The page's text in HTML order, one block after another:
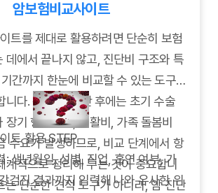
암보험비교사이트
트를 제대로 활용하려면 단순히 보험
데에서 끝나지 않고, 진단비 구조와 특
간까지 한눈에 비교할 수 있는 도구
니다. 특히 암 진단 후에는 초기 수술
장기 항암치료, 생활비, 가족 돌봄비
수요가 발생하므로, 비교 단계에서 항
계적으로 정리해 두는 것이 중요합니
는 단순한 견적 도구가 아니라, 암 진단
트 활용 STEP
: 생년월일, 성별, 직업, 흡연 여부, 가
검진 결과까지 입력해 나와 유사한 위